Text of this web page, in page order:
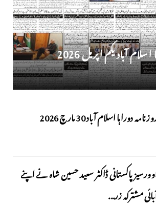
آباد یکم اپریل 2026
دوراہا اسلام آباد 30 مارچ 2026
پاکستانی ڈاکٹر سعید حسین شاہ نے اپنے
مشترکہ زر...